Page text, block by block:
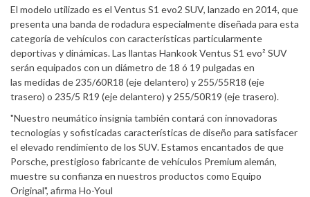
El modelo utilizado es el Ventus S1 evo2 SUV, lanzado en 2014, que
presenta una banda de rodadura especialmente diseñada para esta
categoría de vehículos con características particularmente
deportivas y dinámicas. Las llantas Hankook Ventus S1 evo² SUV
serán equipados con un diámetro de 18 ó 19 pulgadas en
las medidas de 235/60R18 (eje delantero) y 255/55R18 (eje
trasero) o 235/5 R19 (eje delantero) y 255/50R19 (eje trasero).
"Nuestro neumático insignia también contará con innovadoras
tecnologías y sofisticadas características de diseño para satisfacer
el elevado rendimiento de los SUV. Estamos encantados de que
Porsche, prestigioso fabricante de vehículos Premium alemán,
muestre su confianza en nuestros productos como Equipo
Original", afirma Ho-Youl